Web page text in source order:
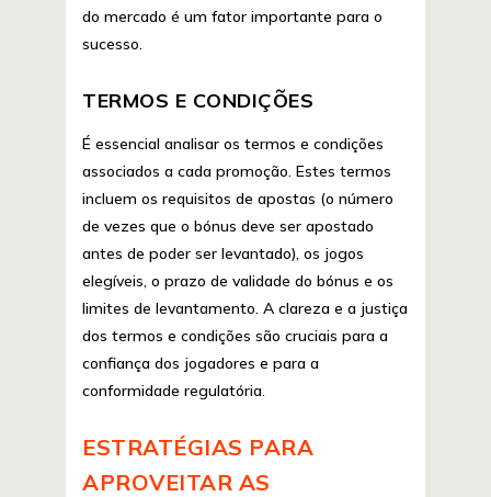
do mercado é um fator importante para o
sucesso.
TERMOS E CONDIÇÕES
É essencial analisar os termos e condições
associados a cada promoção. Estes termos
incluem os requisitos de apostas (o número
de vezes que o bónus deve ser apostado
antes de poder ser levantado), os jogos
elegíveis, o prazo de validade do bónus e os
limites de levantamento. A clareza e a justiça
dos termos e condições são cruciais para a
confiança dos jogadores e para a
conformidade regulatória.
ESTRATÉGIAS PARA
APROVEITAR AS